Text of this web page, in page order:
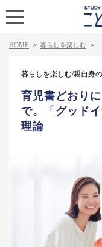
HOME > 暮らしを楽しむ >
暮らしを楽しむ/親自身
育児書どおり
で。「グッド
理論